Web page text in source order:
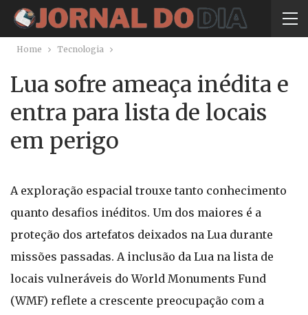
Home Tecnologia
Lua sofre ameaça inédita e
entra para lista de locais
em perigo
A exploração espacial trouxe tanto conhecimento
quanto desafios inéditos. Um dos maiores é a
proteção dos artefatos deixados na Lua durante
missões passadas. A inclusão da Lua na lista de
locais vulneráveis do World Monuments Fund
(WMF) reflete a crescente preocupação com a